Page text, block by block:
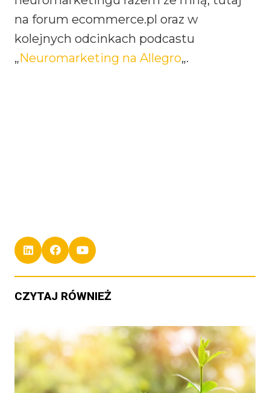
na forum ecommerce.pl oraz w
kolejnych odcinkach podcastu
„ Neuromarketing na Allegro„.
CZYTAJ RÓWNIEŻ